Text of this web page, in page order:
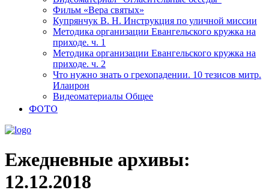
Фильм «Вера святых»
Купрянчук В. Н. Инструкция по уличной миссии
Методика организации Евангельского кружка на
приходе. ч. 1
Методика организации Евангельского кружка на
приходе. ч. 2
Что нужно знать о грехопадении. 10 тезисов митр.
Илаирон
Видеоматериалы Общее
ФОТО
Ежедневные архивы:
12.12.2018